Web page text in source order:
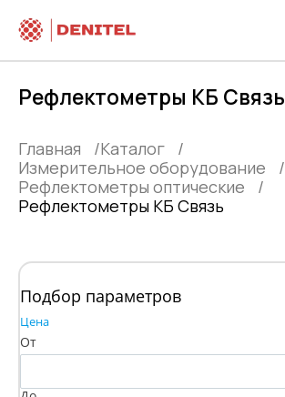
Рефлектометры КБ Связь
Главная
Каталог
Измерительное оборудование
Рефлектометры оптические
Рефлектометры КБ Связь
Подбор параметров
Цена
От